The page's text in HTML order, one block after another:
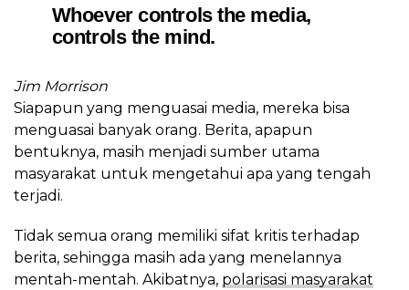
Whoever controls the media,
controls the mind.
Jim Morrison
Siapapun yang menguasai media, mereka bisa
menguasai banyak orang. Berita, apapun
bentuknya, masih menjadi sumber utama
masyarakat untuk mengetahui apa yang tengah
terjadi.
Tidak semua orang memiliki sifat kritis terhadap
berita, sehingga masih ada yang menelannya
mentah-mentah. Akibatnya, polarisasi masyarakat